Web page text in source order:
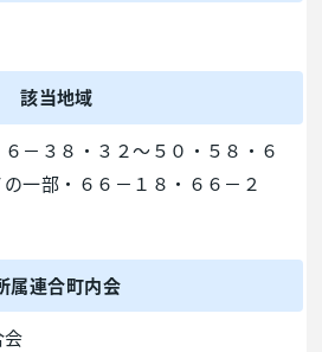
該当地域
－３８・３２～５０・５８・６
一部・６６－１８・６６－２
属連合町内会
会